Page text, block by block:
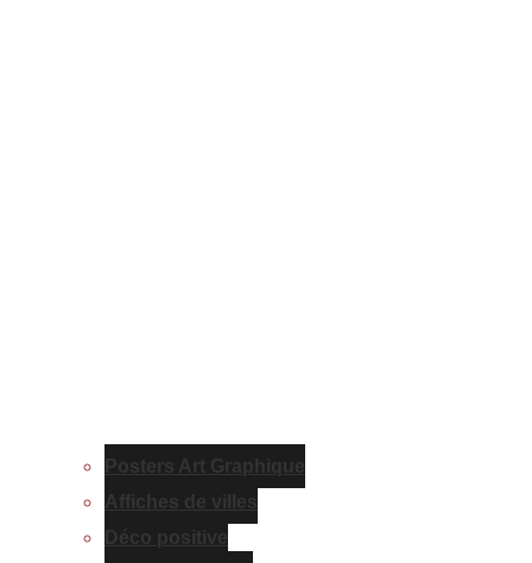
Posters Art Graphique
Affiches de villes
Déco positive